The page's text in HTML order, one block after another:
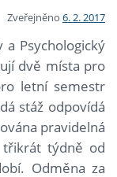
Zveřejněno 6. 2. 2017
Psychologický
dvě místa pro
letní semestr
stáž odpovídá
pravidelná
týdně od
Odměna za